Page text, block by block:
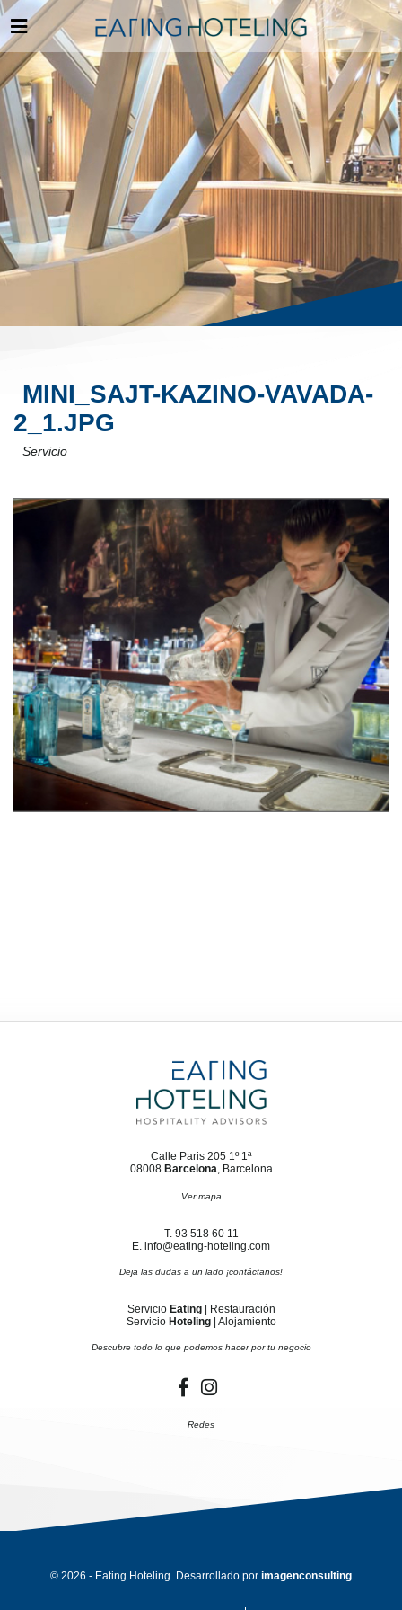
MINI_SAJT-KAZINO-VAVADA-
2_1.JPG
Servicio
Calle Paris 205 1º 1ª
08008 Barcelona, Barcelona
Ver mapa
T. 93 518 60 11
E. info@eating-hoteling.com
Deja las dudas a un lado ¡contáctanos!
Servicio Eating| Restauración
Servicio Hoteling| Alojamiento
Descubre todo lo que podemos hacer por tu negocio
Redes
© 2026 - Eating Hoteling. Desarrollado por imagenconsulting